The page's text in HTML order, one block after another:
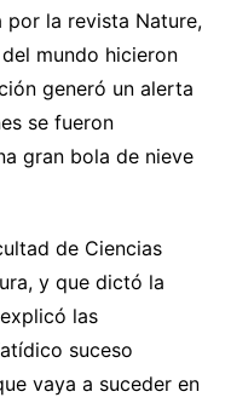
por la revista Nature,
mundo hicieron
generó un alerta
se fueron
gran bola de nieve
de Ciencias
y que dictó la
las
suceso
vaya a suceder en